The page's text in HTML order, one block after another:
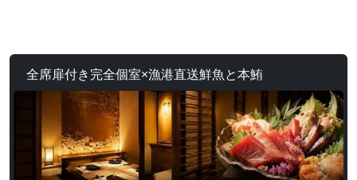
全席扉付き完全個室×漁港直送鮮魚と本鮪